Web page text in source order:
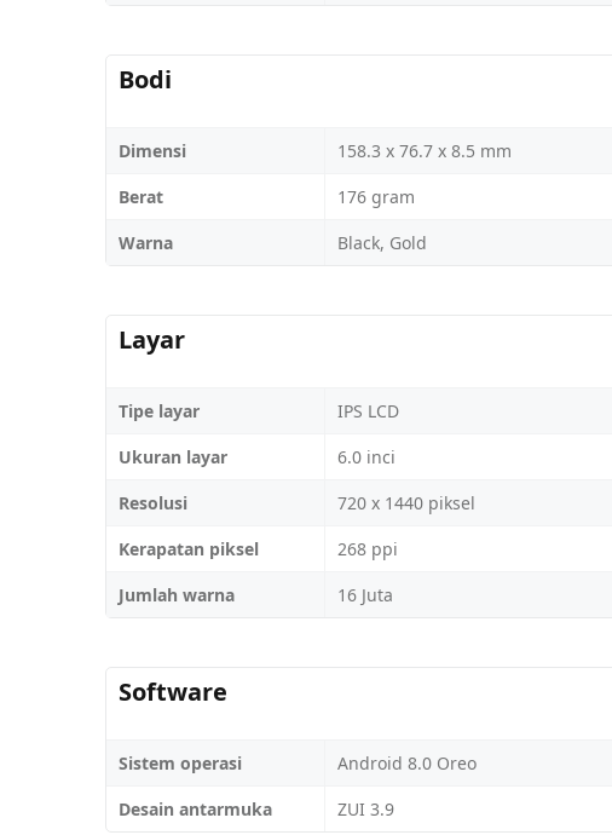
Bodi
Dimensi
158.3 x 76.7 x 8.5 mm
Berat
176 gram
Warna
Black, Gold
Layar
Tipe layar
IPS LCD
Ukuran layar
6.0 inci
Resolusi
720 x 1440 piksel
Kerapatan piksel
268 ppi
Jumlah warna
16 Juta
Software
Sistem operasi
Android 8.0 Oreo
Desain antarmuka
ZUI 3.9